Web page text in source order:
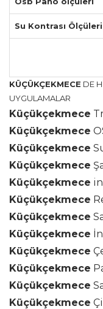
Su Kontrası Ölçüleri
KÜÇÜKÇEKMECE DE
UYGULAMALAR
Küçükçekmece
Küçükçekmece
Küçükçekmece
Küçükçekmece
Küçükçekmece
Küçükçekmece
Küçükçekmece
Küçükçekmece
Küçükçekmece
Küçükçekmece
Küçükçekmece
Küçükçekmece